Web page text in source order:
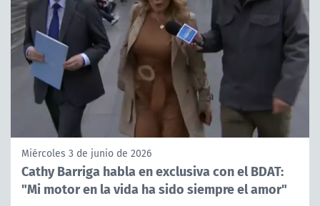
Miércoles 3 de junio de 2026
Cathy Barriga habla en exclusiva con el BDAT:
"Mi motor en la vida ha sido siempre el amor"